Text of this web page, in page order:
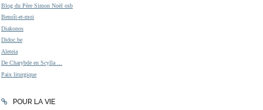
Blog du Père Simon Noël osb
Benoît-et-moi
Diakonos
Didoc.be
Aleteia
De Charybde en Scylla ...
Paix liturgique
POUR LA VIE